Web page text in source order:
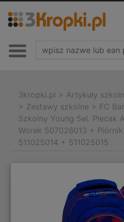
3kropki.pl > Artykuły
> Zestawy szkolne > FC
Szkolny Young 5el. Plecak
Worek 507026013 +
511025014 + 511025015